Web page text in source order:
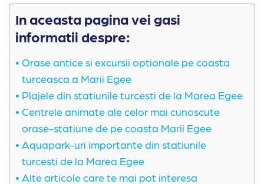
In aceasta pagina vei gasi
informatii despre:
Orase antice si excursii optionale pe coasta
turceasca a Marii Egee
Plajele din statiunile turcesti de la Marea Egee
Centrele animate ale celor mai cunoscute
orase-statiune de pe coasta Marii Egee
Aquapark-uri importante din statiunile
turcesti de la Marea Egee
Alte articole care te mai pot interesa